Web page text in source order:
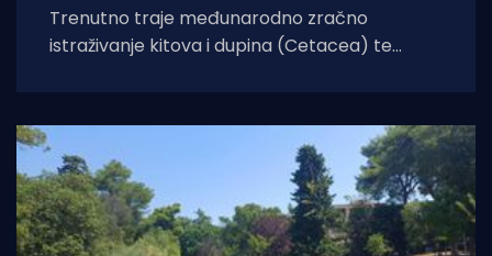
Trenutno traje međunarodno zračno
istraživanje kitova i dupina (Cetacea) te